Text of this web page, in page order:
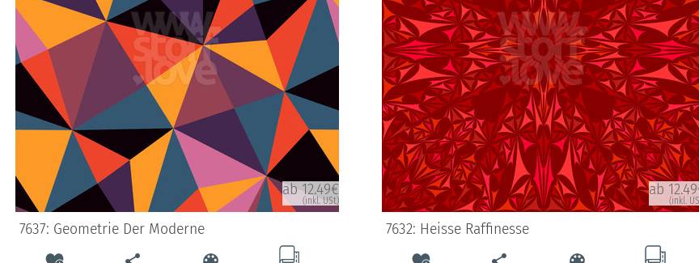
ab 12.49€
(inkl. USt)
7637: Geometrie Der Moderne
ab
(inkl.
7632: Heisse Raffinesse